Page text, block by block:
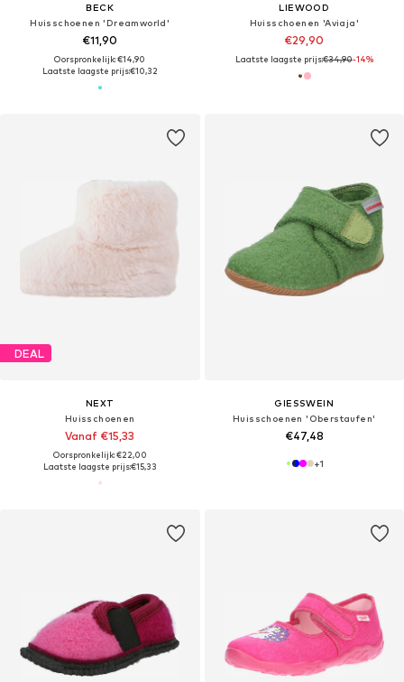
BECK
Huisschoenen 'Dreamworld'
€11,90
Oorspronkelijk: €14,90
Laatste laagste prijs:€10,32
LIEWOOD
Huisschoenen 'Aviaja'
€29,90
Laatste laagste prijs:€34,90-14%
DEAL
NEXT
Huisschoenen
Vanaf €15,33
Oorspronkelijk: €22,00
Laatste laagste prijs:€15,33
GIESSWEIN
Huisschoenen 'Oberstaufen'
€47,48
+1